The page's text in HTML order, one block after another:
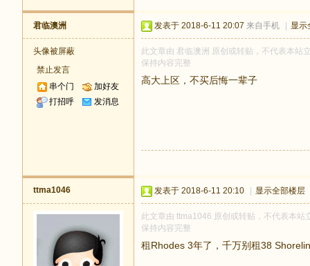
君临澳洲
头像被屏蔽
禁止发言
串个门
加好友
打招呼
发消息
发表于 2018-6-11 20:07 来自手机 显示
此文章由 君临澳洲 原创或转贴，不代表本站
保持内容完整
高大上区，不买后悔一辈子
ttma1046 发表于 2018-6-11 20:10 显示全部楼层
此文章由 ttma1046 原创或转贴，不代表本
保持内容完整
租Rhodes 3年了，千万别租38